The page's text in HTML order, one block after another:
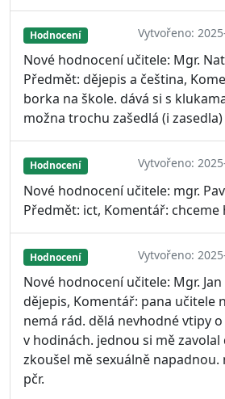
Hodnocení Vytvořeno:
Nové hodnocení učitele: Mgr.
Předmět: dějepis a čeština,
borka na škole. dává si s
možna trochu zašedlá (i zasedla)
Hodnocení Vytvořeno:
Nové hodnocení učitele: mgr.
Předmět: ict, Komentář:
Hodnocení Vytvořeno:
Nové hodnocení učitele: Mgr.
dějepis, Komentář: pana učitele
nemá rád. dělá nevhodné vtipy
v hodinách. jednou si mě
zkoušel mě sexuálně napadnou.
pčr.